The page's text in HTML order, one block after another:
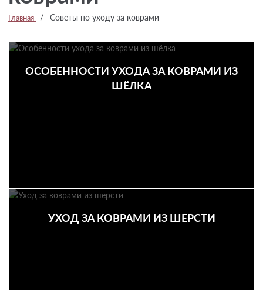
Главная / Советы по уходу за коврами
ОСОБЕННОСТИ УХОДА ЗА КОВРАМИ ИЗ
ШЁЛКА
УХОД ЗА КОВРАМИ ИЗ ШЕРСТИ